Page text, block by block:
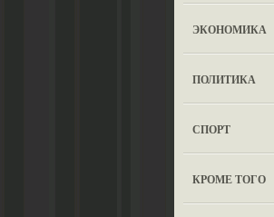
ЭКОНОМИКА
ПОЛИТИКА
СПОРТ
КРОМЕ ТОГО